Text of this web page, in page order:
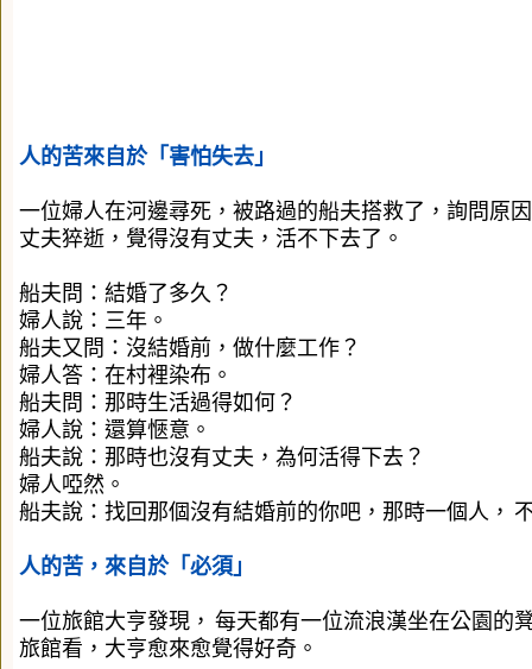
人的苦來自於「害怕失去」
一位婦人在河邊尋死，被路過的船夫搭救了，詢問原
丈夫猝逝，覺得沒有丈夫，活不下去了。
船夫問：結婚了多久？
婦人說：三年。
船夫又問：沒結婚前，做什麼工作？
婦人答：在村裡染布。
船夫問：那時生活過得如何？
婦人說：還算愜意。
船夫說：那時也沒有丈夫，為何活得下去？
婦人啞然。
船夫說：找回那個沒有結婚前的你吧，那時一個人，
人的苦，來自於「必須」
一位旅館大亨發現， 每天都有一位流浪漢坐在公園的
旅館看，大亨愈來愈覺得好奇。